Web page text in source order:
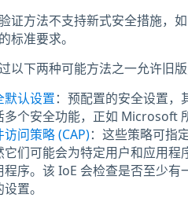
证方法不支持新式安全措施，
标准要求。
以下两种可能方法之一允许旧
默认设置：预配置的安全设置，
多个安全功能，正如 Microsoft
访问策略 (CAP)：这些策略可指
它们可能会为特定用户和应用
程序。该 IoE 会检查是否至少有
设置。